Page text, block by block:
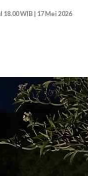
WIB | 17 Mei 2026